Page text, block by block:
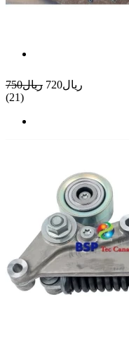
ريال720
ريال750
(21)